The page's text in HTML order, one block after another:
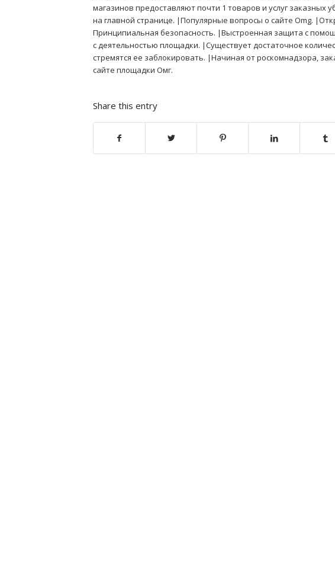
магазинов предоставляют почти 1 товаров и услуг заказных
на главной странице. |Популярные вопросы о сайте Omg.
Принципиальная безопасность. |Выстроенная защита с
с деятельностью площадки. |Существует достаточное
стремятся ее заблокировать. |Начиная от роскомнадзора,
сайте площадки Омг.
Share this entry